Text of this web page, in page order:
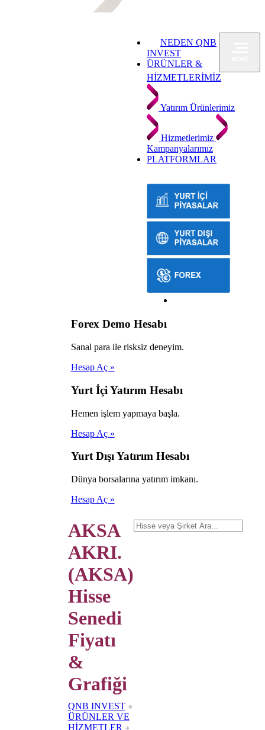
NEDEN QNB
INVEST
ÜRÜNLER &
HİZMETLERİMİZ
Yatırım Ürünlerimiz
Hizmetlerimiz
Kampanyalarımız
PLATFORMLAR
Forex Demo Hesabı
Sanal para ile risksiz deneyim.
Hesap Aç »
Yurt İçi Yatırım Hesabı
Hemen işlem yapmaya başla.
Hesap Aç »
Yurt Dışı Yatırım Hesabı
Dünya borsalarına yatırım imkanı.
Hesap Aç »
AKSA
AKRI.
(AKSA)
Hisse
Senedi
Fiyatı
&
Grafiği
QNB INVEST
ÜRÜNLER VE
HİZMETLER